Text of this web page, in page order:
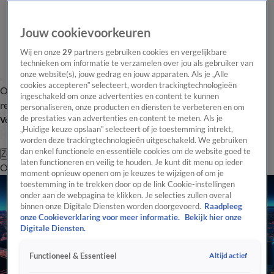
Overzicht Laatste nieuws Regionieuws Het beste van Hart
Tip de
redactie
Volg Hart van Nederland
Zoeken
OverzichtRegioUitzendingenWeerTip de redactiePanelVideo's
Jouw cookievoorkeuren
Wij en onze29 partners gebruiken cookies en vergelijkbare
technieken om informatie te verzamelen over jou als gebruiker van
onze website(s), jouw gedrag en jouw apparaten. Als je „Alle
cookies accepteren” selecteert, worden trackingtechnologieën
ingeschakeld om onze advertenties en content te kunnen
personaliseren, onze producten en diensten te verbeteren en om
de prestaties van advertenties en content te meten. Als je
„Huidige keuze opslaan” selecteert of je toestemming intrekt,
worden deze trackingtechnologieën uitgeschakeld. We gebruiken
dan enkel functionele en essentiële cookies om de website goed te
laten functioneren en veilig te houden. Je kunt dit menu op ieder
moment opnieuw openen om je keuzes te wijzigen of om je
toestemming in te trekken door op de link Cookie-instellingen
onder aan de webpagina te klikken. Je selecties zullen overal
binnen onze Digitale Diensten worden doorgevoerd. Raadpleeg
onze Cookieverklaring voor meer informatie.
Bekijk hier onze
Digitale Diensten.
Functioneel & Essentieel Altijd actief